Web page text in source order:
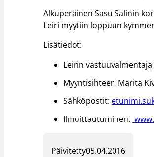
Alkuperäinen Sasu Salinin
Leiri myytiin loppuun
Lisätiedot:
Leirin vastuuvalmentaja
Myyntisihteeri Marita
Sähköpostit:
Ilmoittautuminen:
Päivitetty05.04.2016